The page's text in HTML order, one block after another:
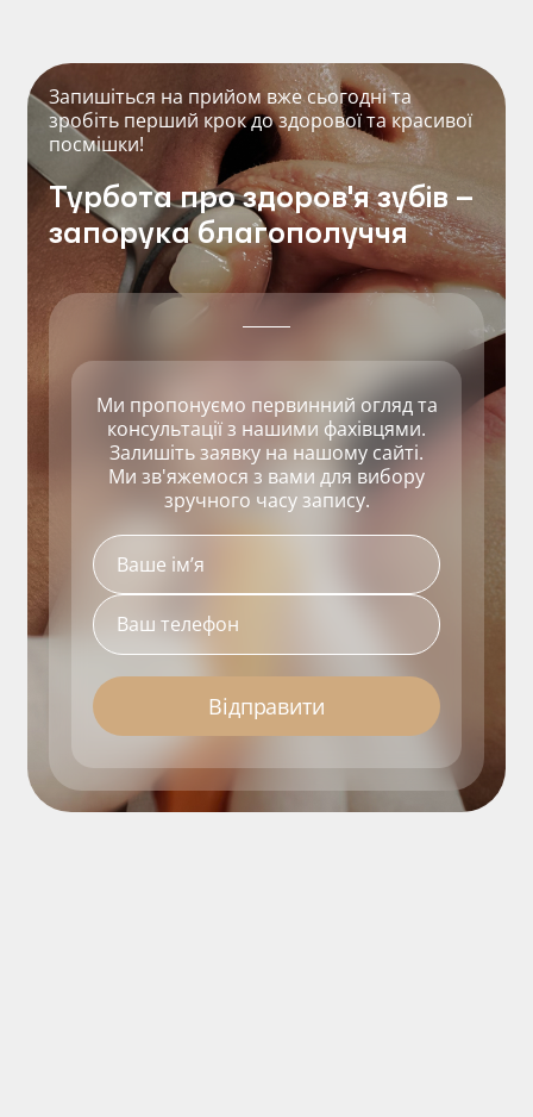
Запишіться на прийом вже сьогодні та
зробіть перший крок до здорової та красивої
посмішки!
Турбота про здоров'я зубів –
запорука благополуччя
Ми пропонуємо первинний огляд та
консультації з нашими фахівцями.
Залишіть заявку на нашому сайті.
Ми зв'яжемося з вами для вибору
зручного часу запису.
Відправити